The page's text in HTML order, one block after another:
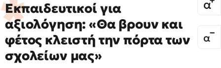
Εκπαιδευτικοί για
αξιολόγηση: «Θα βρουν και
φέτος κλειστή την πόρτα των
σχολείων μας»